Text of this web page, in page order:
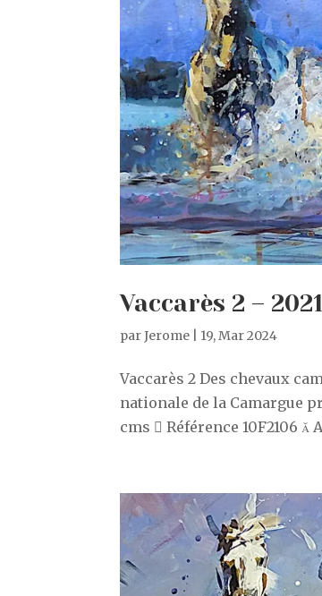
Vaccarès 2 – 2021
parJerome 19, Mar 2024
Vaccarès 2 Des chevaux
nationale de la Camargue
cms  Référence 10F2106 